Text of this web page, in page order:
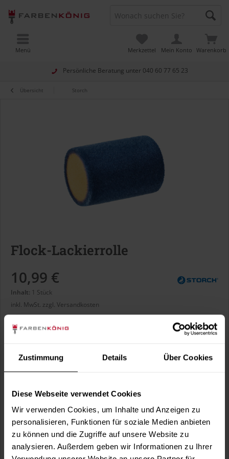
Zustimmung Details Über Cookies
Diese Webseite verwendet Cookies
Wir verwenden Cookies, um Inhalte und Anzeigen zu
personalisieren, Funktionen für soziale Medien anbieten
zu können und die Zugriffe auf unsere Website zu
analysieren. Außerdem geben wir Informationen zu Ihrer
Persönliche Beratung unter 040 60 77 65 23
Warenkorb
Merkzettel Mein Konto
Menü
Übersicht Storch
Flock-Lackierrolle
10,99 €
Inhalt: 1 Stück
inkl. MwSt. zzgl. Versandkosten
Merken Fragen zum Artikel?
Artikel-Nr.: STO0030
Sie möchten eine größere Menge kaufen